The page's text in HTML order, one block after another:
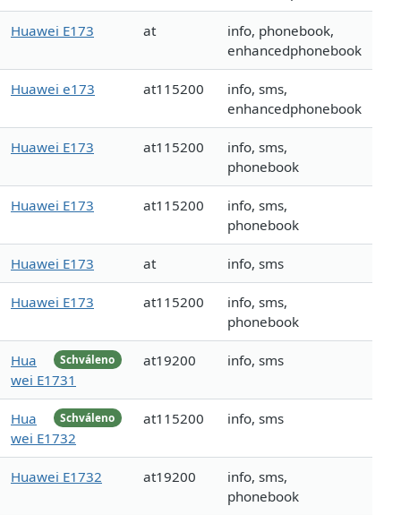
Huawei E173 at
info, phonebook,
enhancedphonebook
Huawei e173 at115200
info, sms,
enhancedphonebook
Huawei E173 at115200
info, sms,
phonebook
Huawei E173 at115200
info, sms,
phonebook
Huawei E173 at info, sms
Huawei E173 at115200
info, sms,
phonebook
Schváleno
Hua
wei E1731
at19200 info, sms
Schváleno
Hua
wei E1732
at115200 info, sms
Huawei E1732 at19200
info, sms,
phonebook